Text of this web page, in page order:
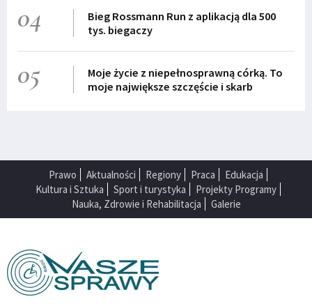
04
Bieg Rossmann Run z aplikacją dla 500
tys. biegaczy
05
Moje życie z niepełnosprawną córką. To
moje największe szczęście i skarb
Prawo Aktualności Regiony Praca
Edukacja
Kultura i Sztuka
Sport i turystyka
Projekty Programy
Nauka, Zdrowie i Rehabilitacja
Galerie